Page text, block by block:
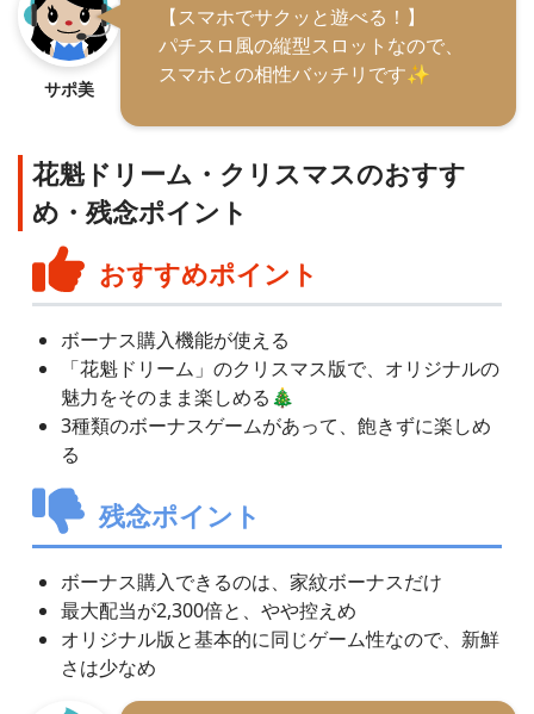
サポ美
【スマホでサクッと遊べる！】
パチスロ風の縦型スロットなので、
スマホとの相性バッチリです✨
花魁ドリーム・クリスマスのおすす
め・残念ポイント
おすすめポイント
ボーナス購入機能が使える
「花魁ドリーム」のクリスマス版で、オリジナルの
魅力をそのまま楽しめる🎄
3種類のボーナスゲームがあって、飽きずに楽しめ
る
残念ポイント
ボーナス購入できるのは、家紋ボーナスだけ
最大配当が2,300倍と、やや控えめ
オリジナル版と基本的に同じゲーム性なので、新鮮
さは少なめ